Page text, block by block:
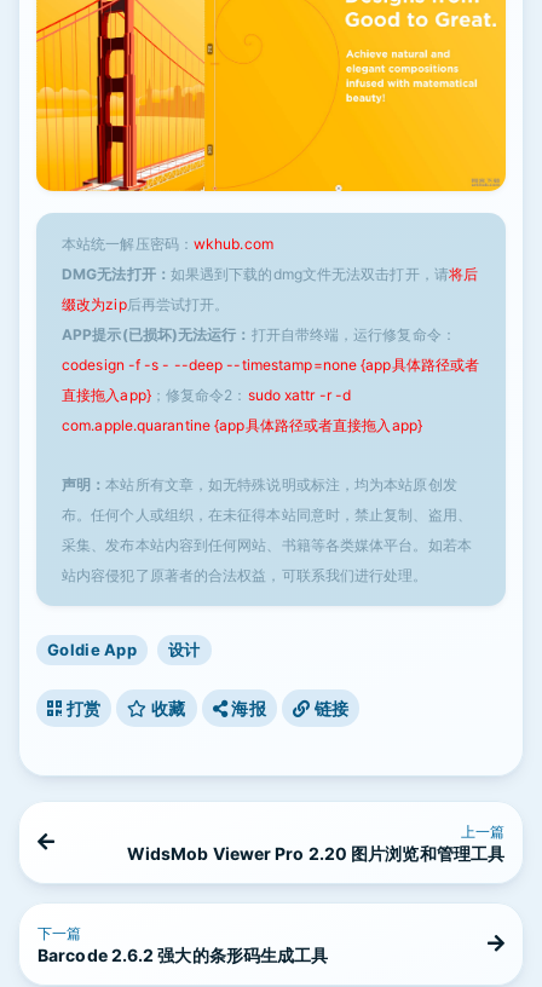
本站统一解压密码： wkhub.com
DMG无法打开： 如果遇到下载的dmg文件无法双击打开，请将后
缀改为zip后再尝试打开。
APP提示(已损坏)无法运行： 打开自带终端，运行修复命令：
codesign -f -s - --deep --timestamp=none {app具体路径或者
直接拖入app}；修复命令2： sudo xattr -r -d
com.apple.quarantine {app具体路径或者直接拖入app}
声明：本站所有文章，如无特殊说明或标注，均为本站原创发
布。任何个人或组织，在未征得本站同意时，禁止复制、盗用、
采集、发布本站内容到任何网站、书籍等各类媒体平台。如若本
站内容侵犯了原著者的合法权益，可联系我们进行处理。
Goldie App 设计
打赏 收藏 海报 链接
上一篇
WidsMob Viewer Pro 2.20 图片浏览和管理工具
下一篇
Barcode 2.6.2 强大的条形码生成工具